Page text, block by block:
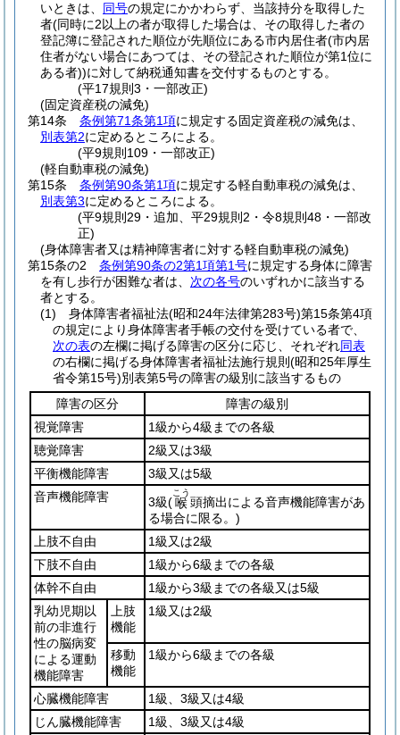
いときは、 同号の規定にかかわらず、当該持分を取得した
者(同時に2以上の者が取得した場合は、その取得した者の
登記簿に登記された順位が先順位にある市内居住者(市内居
住者がない場合にあつては、その登記された順位が第1位に
ある者))に対して納税通知書を交付するものとする。
(平17規則3・一部改正)
(固定資産税の減免)
第14条
条例第71条第1項に規定する固定資産税の減免は、
別表第2に定めるところによる。
(平9規則109・一部改正)
(軽自動車税の減免)
第15条
条例第90条第1項に規定する軽自動車税の減免は、
別表第3に定めるところによる。
(平9規則29・追加、平29規則2・令8規則48・一部改
正)
(身体障害者又は精神障害者に対する軽自動車税の減免)
第15条の2
条例第90条の2第1項第1号に規定する身体に障害
を有し歩行が困難な者は、 次の各号のいずれかに該当する
者とする。
(1)
身体障害者福祉法(昭和24年法律第283号)第15条第4項
の規定により身体障害者手帳の交付を受けている者で、
次の表の左欄に掲げる障害の区分に応じ、それぞれ同表
の右欄に掲げる身体障害者福祉法施行規則 (昭和25年厚生
省令第15号)別表第5号の障害の級別に該当するもの
障害の区分
障害の級別
視覚障害
1級から4級までの各級
聴覚障害
2級又は3級
平衡機能障害
3級又は5級
音声機能障害
3級(喉
こう
頭摘出による音声機能障害があ
る場合に限る。)
上肢不自由
1級又は2級
下肢不自由
1級から6級までの各級
体幹不自由
1級から3級までの各級又は5級
乳幼児期以
前の非進行
性の脳病変
による運動
機能障害
上肢
機能
1級又は2級
移動
機能
1級から6級までの各級
心臓機能障害
1級、3級又は4級
じん臓機能障害
1級、3級又は4級